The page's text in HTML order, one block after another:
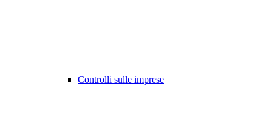
Controlli sulle imprese